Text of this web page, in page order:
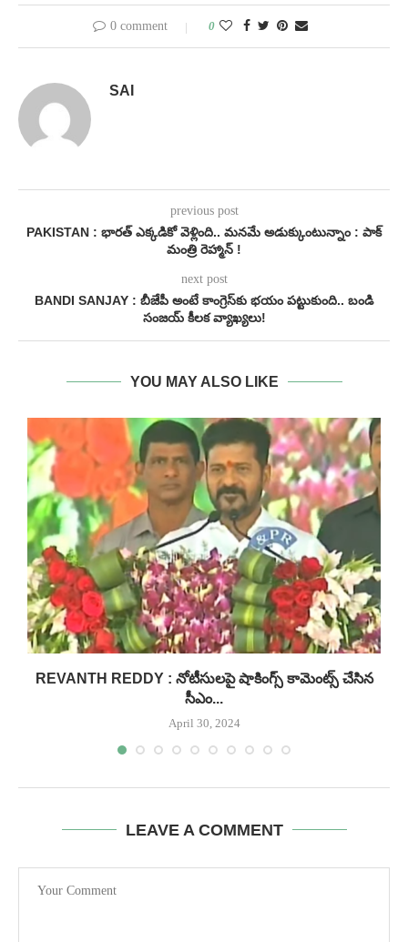
0 comment 0
SAI
previous post
PAKISTAN : భారత్ ఎక్కడికో వెళ్లింది.. మనమే అడుక్కుంటున్నాం : పాక్
మంత్రి రెహ్మాన్ !
next post
BANDI SANJAY : బీజేపీ అంటే కాంగ్రెస్‌కు భయం పట్టుకుంది.. బండి
సంజయ్ కీలక వ్యాఖ్యలు!
YOU MAY ALSO LIKE
REVANTH REDDY : నోటీసులపై షాకింగ్స్ కామెంట్స్ చేసిన
సీఎం...
April 30, 2024
LEAVE A COMMENT